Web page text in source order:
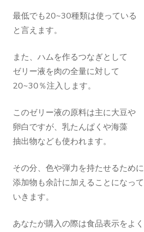
最低でも20~30種類は使っている
と言えます。
また、ハムを作るつなぎとして
ゼリー液を肉の全量に対して
20~30％注入します。
このゼリー液の原料は主に大豆や
卵白ですが、乳たんぱくや海藻
抽出物なども使われます。
その分、色や弾力を持たせるために
添加物も余計に加えることになって
いきます。
あなたが購入の際は食品表示をよく